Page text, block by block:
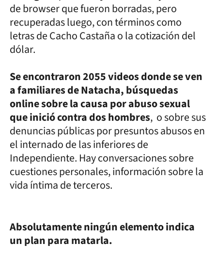
de browser que fueron borradas, pero
recuperadas luego, con términos como
letras de Cacho Castaña o la cotización del
dólar.
Se encontraron 2055 videos donde se ven
a familiares de Natacha, búsquedas
online sobre la causa por abuso sexual
que inició contra dos hombres, o sobre sus
denuncias públicas por presuntos abusos en
el internado de las inferiores de
Independiente. Hay conversaciones sobre
cuestiones personales, información sobre la
vida íntima de terceros.
Absolutamente ningún elemento indica
un plan para matarla.